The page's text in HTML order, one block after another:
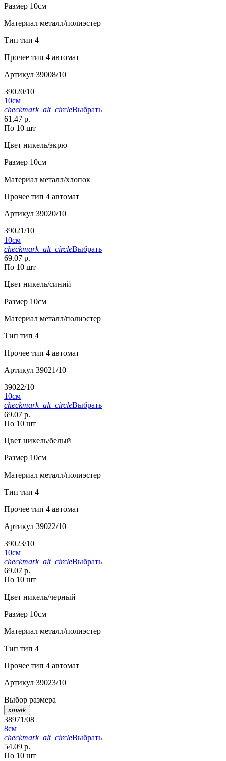
Размер 10см
Материал металл/полиэстер
Тип тип 4
Прочее тип 4 автомат
Артикул 39008/10
39020/10
10см
checkmark_alt_circleВыбрать
61.47 р.
По 10 шт
Цвет никель/экрю
Размер 10см
Материал металл/хлопок
Прочее тип 4 автомат
Артикул 39020/10
39021/10
10см
checkmark_alt_circleВыбрать
69.07 р.
По 10 шт
Цвет никель/синий
Размер 10см
Материал металл/полиэстер
Тип тип 4
Прочее тип 4 автомат
Артикул 39021/10
39022/10
10см
checkmark_alt_circleВыбрать
69.07 р.
По 10 шт
Цвет никель/белый
Размер 10см
Материал металл/полиэстер
Тип тип 4
Прочее тип 4 автомат
Артикул 39022/10
39023/10
10см
checkmark_alt_circleВыбрать
69.07 р.
По 10 шт
Цвет никель/черный
Размер 10см
Материал металл/полиэстер
Тип тип 4
Прочее тип 4 автомат
Артикул 39023/10
Выбор размера
xmark
38971/08
8см
checkmark_alt_circleВыбрать
54.09 р.
По 10 шт